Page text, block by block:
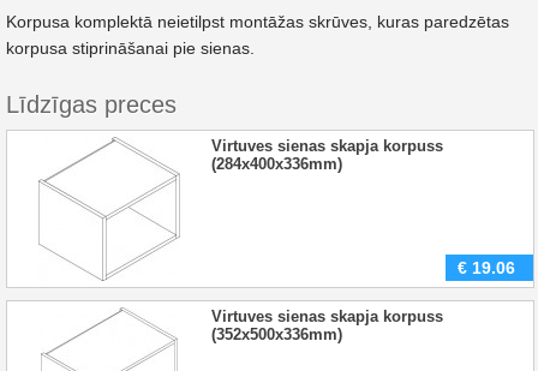
Korpusa komplektā neietilpst montāžas skrūves, kuras paredzētas
korpusa stiprināšanai pie sienas.
Līdzīgas preces
Virtuves sienas skapja korpuss
(284x400x336mm)
€ 19.06
Virtuves sienas skapja korpuss
(352x500x336mm)